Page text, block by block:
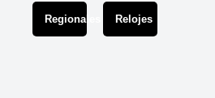
Regionales Relojes